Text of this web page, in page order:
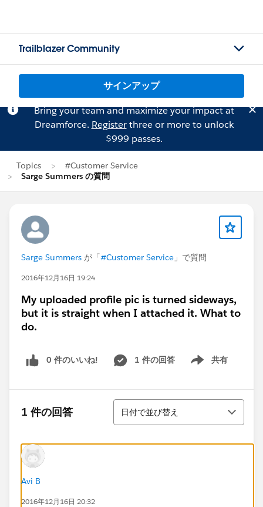
Trailblazer Community
サインアップ
Bring your team and maximize your impact at
Dreamforce. Registerthree or more to unlock
$999 passes.
Topics
#Customer Service
Sarge Summers の質問
Sarge Summers が「#Customer Service 」で質問
2016年12月16日 19:24
My uploaded profile pic is turned sideways,
but it is straight when I attached it. What to
do.
0 件のいいね! 1 件の回答 共有
Show menu
1 件の回答
並び替え
日付で並び替え
Avi B
2016年12月16日 20:32